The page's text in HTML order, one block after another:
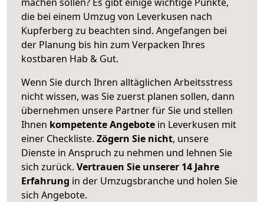
die bei einem Umzug von Leverkusen nach
Kupferberg zu beachten sind. Angefangen bei
der Planung bis hin zum Verpacken Ihres
kostbaren Hab & Gut.
Wenn Sie durch Ihren alltäglichen Arbeitsstress
nicht wissen, was Sie zuerst planen sollen, dann
übernehmen unsere Partner für Sie und stellen
Ihnen kompetente Angebote in Leverkusen mit
einer Checkliste. Zögern Sie nicht, unsere
Dienste in Anspruch zu nehmen und lehnen Sie
sich zurück. Vertrauen Sie unserer 14 Jahre
Erfahrung in der Umzugsbranche und holen Sie
sich Angebote.